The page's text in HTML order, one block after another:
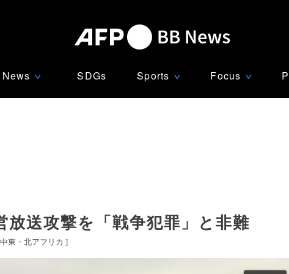
News ∨ SDGs Sports ∨ Focus ∨
送攻撃を「戦争犯罪」と非難
中東・北アフリカ ]